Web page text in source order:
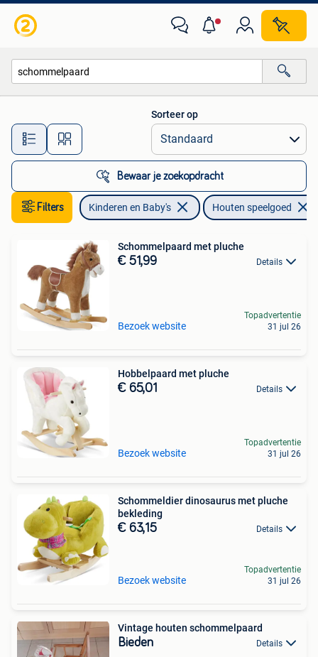
Alle afstanden…
Sorteer op
Bewaar je zoekopdracht
Filters Kinderen en Baby's Houten speelgoed
Schommelpaard met pluche
€ 51,99 Details
Bezoek website
Topadvertentie
31 jul 26
Hobbelpaard met pluche
€ 65,01 Details
Bezoek website
Topadvertentie
31 jul 26
Schommeldier dinosaurus met pluche
bekleding
€ 63,15 Details
Bezoek website
Topadvertentie
31 jul 26
Vintage houten schommelpaard
Bieden Details